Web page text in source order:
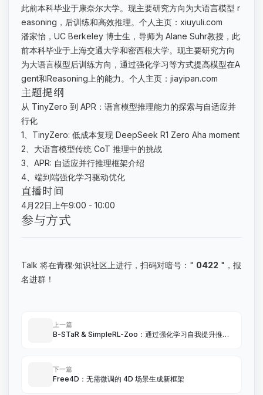
此前本科毕业于康奈尔大学。现主要研究方向为大语言模型 r
easoning，后训练和高效推理。个人主页：xiuyuli.com
潘家怡，UC Berkeley 博士生，导师为 Alane Suhr教授，此
前本科毕业于上海交通大学和密西根大学。现主要研究方向
为大语言模型后训练方向，通过强化学习等方式提高模型在A
gent和Reasoning上的能力。个人主页：jiayipan.com
主题提纲
从 TinyZero 到 APR：语言模型推理能力的探索与自适应并
行化
1、TinyZero: 低成本复现 DeepSeek R1 Zero Aha moment
2、大语言模型传统 CoT 推理中的挑战
3、APR: 自适应并行推理框架介绍
4、端到端强化学习驱动优化
直播时间
4月22日上午9:00 - 10:00
参与方式
Talk 将在青稞·知识社区上进行，扫码对暗号：" 0422 "，报
名进群！
上一篇
B-STaR & SimpleRL-Zoo：通过强化学习自我提升推理
下一篇
Free4D：无需微调的 4D 场景生成新框架